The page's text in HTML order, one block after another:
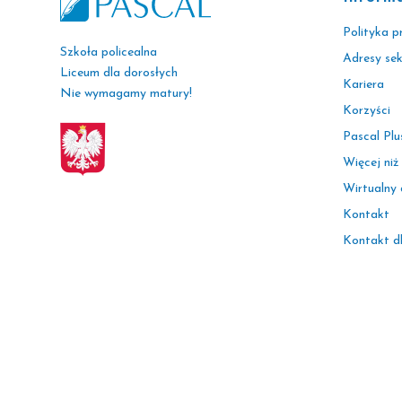
Szkoła policealna
Liceum dla dorosłych
Nie wymagamy matury!
Polityka
Adresy
Kariera
Korzyści
Pascal
Więcej niż
Wirtualny
Kontakt
Kontakt